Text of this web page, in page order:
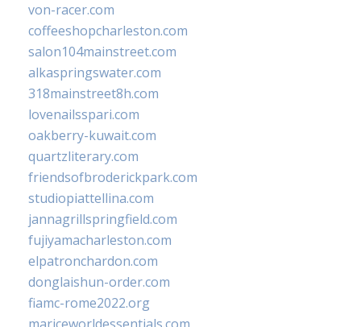
von-racer.com
coffeeshopcharleston.com
salon104mainstreet.com
alkaspringswater.com
318mainstreet8h.com
lovenailsspari.com
oakberry-kuwait.com
quartzliterary.com
friendsofbroderickpark.com
studiopiattellina.com
jannagrillspringfield.com
fujiyamacharleston.com
elpatronchardon.com
donglaishun-order.com
fiamc-rome2022.org